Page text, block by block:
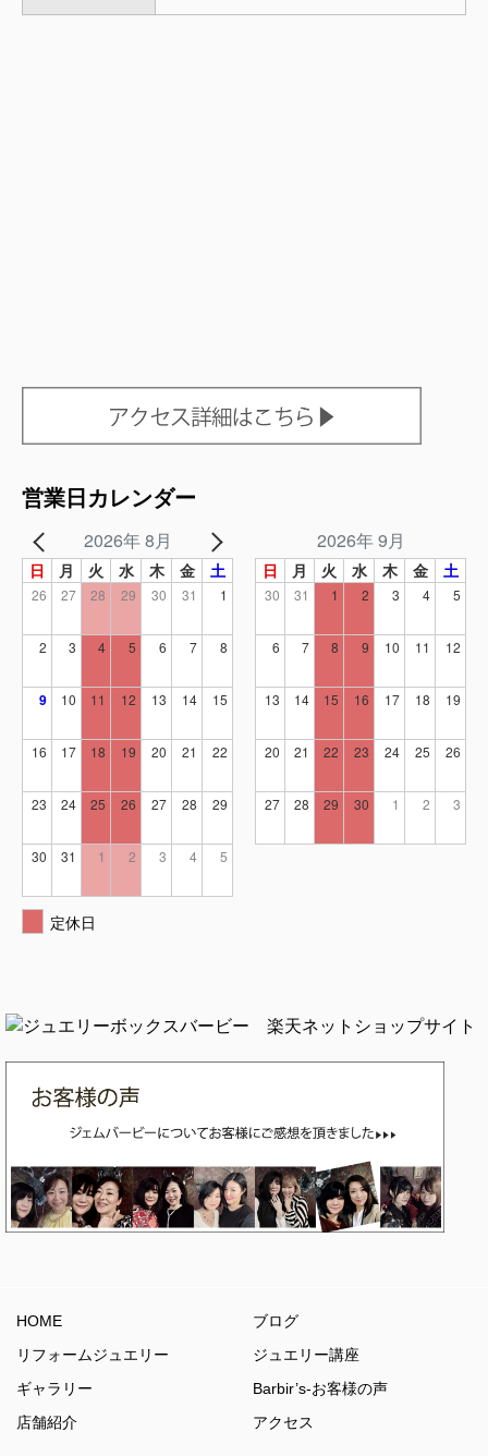
営業日カレンダー
2026年 8月
日 月 火 水 木 金 土
26 27 28 29 30 31 1
2 3 4 5 6 7 8
9 10 11 12 13 14 15
16 17 18 19 20 21 22
23 24 25 26 27 28 29
30 31 1 2 3 4 5
2026年 9月
日 月 火 水 木 金 土
30 31 1 2 3 4 5
6 7 8 9 10 11 12
13 14 15 16 17 18 19
20 21 22 23 24 25 26
27 28 29 30 1 2 3
定休日
HOME
ブログ
リフォームジュエリー
ジュエリー講座
ギャラリー
Barbir’s-お客様の声
店舗紹介
アクセス